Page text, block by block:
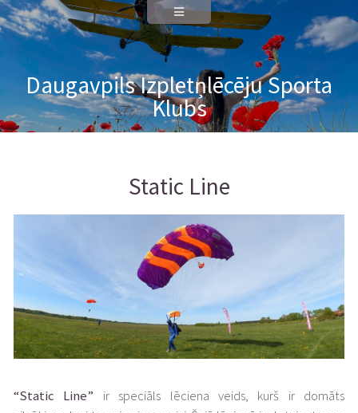
Daugavpils Izpletņlēcēju Sporta
Klubs
Static Line
“Static Line” ir speciāls lēciena veids, kurš ir domāts